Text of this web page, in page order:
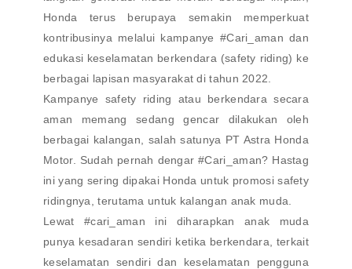
Honda terus berupaya semakin memperkuat
kontribusinya melalui kampanye #Cari_aman dan
edukasi keselamatan berkendara (safety riding) ke
berbagai lapisan masyarakat di tahun 2022.
Kampanye safety riding atau berkendara secara
aman memang sedang gencar dilakukan oleh
berbagai kalangan, salah satunya PT Astra Honda
Motor. Sudah pernah dengar #Cari_aman? Hastag
ini yang sering dipakai Honda untuk promosi safety
ridingnya, terutama untuk kalangan anak muda.
Lewat #cari_aman ini diharapkan anak muda
punya kesadaran sendiri ketika berkendara, terkait
keselamatan sendiri dan keselamatan pengguna